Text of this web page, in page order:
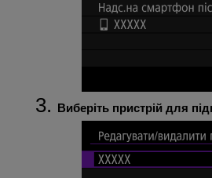
Виберіть пристрій для